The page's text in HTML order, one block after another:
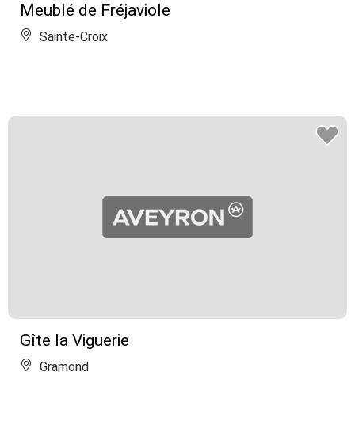
Meublé de Fréjaviole
Sainte-Croix
Gîte la Viguerie
Gramond